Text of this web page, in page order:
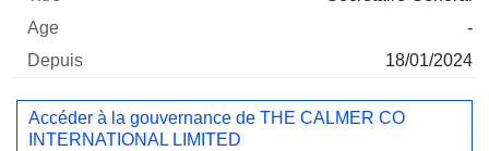
-
18/01/2024
Accéder à la gouvernance de THE CALMER CO
INTERNATIONAL LIMITED